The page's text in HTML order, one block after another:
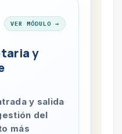
VER MÓDULO →
y
y salida
del
más